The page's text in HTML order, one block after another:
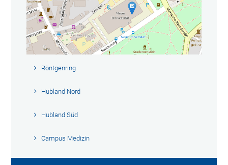
Röntgenring
Hubland Nord
Hubland Süd
Campus Medizin